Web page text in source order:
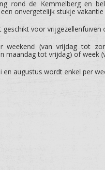
rond de Kemmelberg en
onvergetelijk stukje
geschikt voor vrijgezellenfuiven
weekend (van vrijdag tot
maandag tot vrijdag) of week
en augustus wordt enkel per